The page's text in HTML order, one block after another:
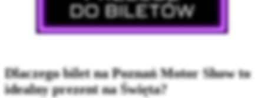
Dlaczego bilet na Poznań Motor Show to
idealny prezent na Święta?